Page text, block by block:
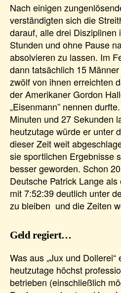
Nach einigen
verständigten sich die
darauf, alle drei Disziplinen
Stunden und ohne Pause
absolvieren zu lassen. Im
dann tatsächlich 15
zwölf von ihnen erreichten
der Amerikaner Gordon
„Eisenmann” nennen
Minuten und 27 Sekunden
heutzutage würde er unter
dieser Zeit weit
sie sportlichen Ergebnisse
besser geworden. Schon
Deutsche Patrick Lange
mit 7:52:39 deutlich unter
zu bleiben und die Zeiten
Geld regiert…
Was aus „Jux und Dollerei“
heutzutage höchst
betrieben (einschließlich